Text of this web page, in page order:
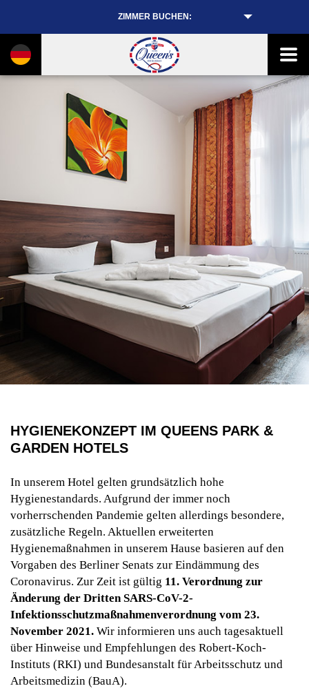
ZIMMER BUCHEN:
HYGIENEKONZEPT IM QUEENS PARK &
GARDEN HOTELS
In unserem Hotel gelten grundsätzlich hohe
Hygienestandards. Aufgrund der immer noch
vorherrschenden Pandemie gelten allerdings besondere,
zusätzliche Regeln. Aktuellen erweiterten
Hygienemaßnahmen in unserem Hause basieren auf den
Vorgaben des Berliner Senats zur Eindämmung des
Coronavirus. Zur Zeit ist gültig 11. Verordnung zur
Änderung der Dritten SARS-CoV-2-
Infektionsschutzmaßnahmenverordnung vom 23.
November 2021. Wir informieren uns auch tagesaktuell
über Hinweise und Empfehlungen des Robert-Koch-
Instituts (RKI) und Bundesanstalt für Arbeitsschutz und
Arbeitsmedizin (BauA).